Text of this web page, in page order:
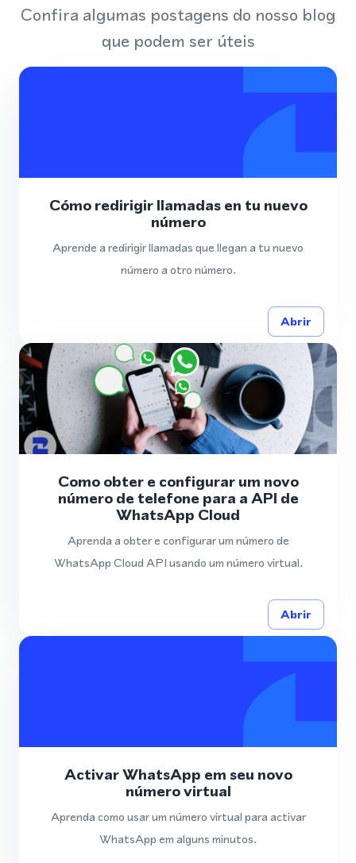
Confira algumas postagens do nosso blog
que podem ser úteis
Cómo redirigir llamadas en tu nuevo
número
Aprende a redirigir llamadas que llegan a tu nuevo
número a otro número.
Abrir
Como obter e configurar um novo
número de telefone para a API de
WhatsApp Cloud
Aprenda a obter e configurar um número de
WhatsApp Cloud API usando um número virtual.
Abrir
Activar WhatsApp em seu novo
número virtual
Aprenda como usar um número virtual para activar
WhatsApp em alguns minutos.